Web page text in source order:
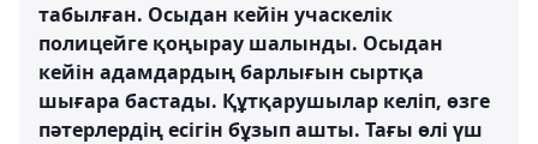
табылған. Осыдан кейін учаскелік
полицейге қоңырау шалынды. Осыдан
кейін адамдардың барлығын сыртқа
шығара бастады. Құтқарушылар келіп, өзге
пәтерлердің есігін бұзып ашты. Тағы өлі үш